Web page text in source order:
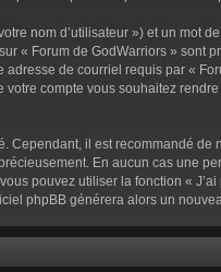
nom d’utilisateur ») et un mot
« Forum de GodWarriors »
de courriel requis par «
compte vous souhaitez
Cependant, il est recommandé
En aucun cas une
pouvez utiliser la fonction «
phpBB générera alors un